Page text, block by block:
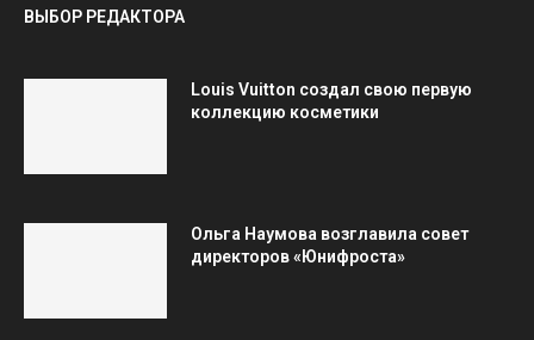
ВЫБОР РЕДАКТОРА
Louis Vuitton создал свою первую
коллекцию косметики
Ольга Наумова возглавила совет
директоров «Юнифроста»